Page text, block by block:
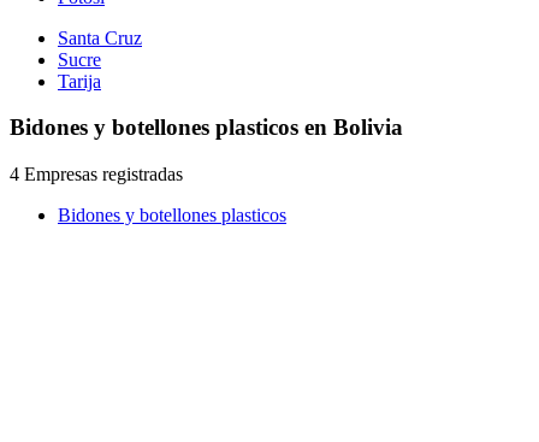
Santa Cruz
Sucre
Tarija
Bidones y botellones plasticos en Bolivia
4 Empresas registradas
Bidones y botellones plasticos